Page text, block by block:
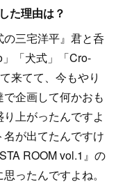
た理由は？
三宅洋平』君と呑
「犬式」「Cro-
来てて、今もやり
企画して何かおも
上がったんですよ
が出てたんですけ
ROOM vol.1』の
ったんですよね。